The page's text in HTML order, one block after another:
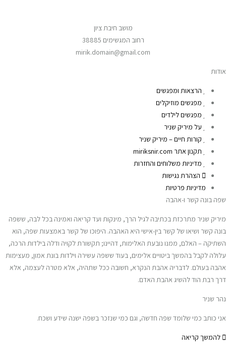
מושב חיבת ציון
רחוב המגשימים 38885
mirik.domain@gmail.com
אודות
הרצאות ומפגשים
מפגשים מוזיקלים
מפגשים לילדים
על מיריק שניר
קורות חיים – מיריק שניר
תקנון אתר miriksnir.com
מדיניות משלוחים והחזרות
הצהרת נגישות
מדיניות פרטיות
שפה בונה קשר ו-אהבה
מיריק שניר מתרכזת בכתיבה לגיל הרך, מינקות ועד קריאה ואמינה בכל לבה, ששפה
בונה קשר ושיאו של קשר בין-אישי היא האהבה. היפוכו של קשר באמצעות שפה, הוא
השתיקה – האלם, ממנו נובעת האלימות, דהיינו; תקשורת לקויה ודלה בילדות הרכה,
עלולה לקבל בהמשך ביטויים אלימים, בעוד ששפה עשירה וילדות בונת אמון, מעצימות
אהבה בעולם. לדבריה אהבת הנקרא, חשובה ככל שתהיה, אלא מטרה לעצמה, אלא
דרך רבת הוד להשיג אהבת האדם.
נהר שניר
אני כותב כמי שלומד שפה חדשה, וגם כמי שנזכר בשפה ישנה שידע ושכח.
להמשך קריאה